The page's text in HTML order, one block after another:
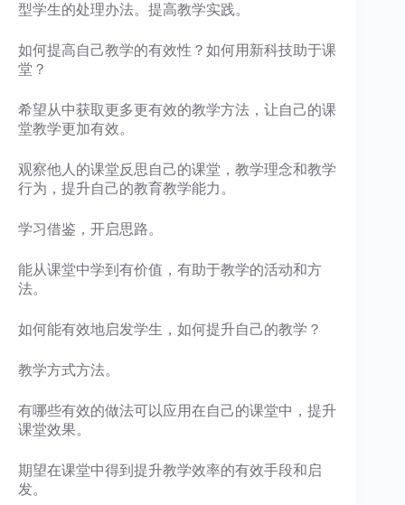
型学生的处理办法。提高教学实践。
如何提高自己教学的有效性？如何用新科技助于课
堂？
希望从中获取更多更有效的教学方法，让自己的课
堂教学更加有效。
观察他人的课堂反思自己的课堂，教学理念和教学
行为，提升自己的教育教学能力。
学习借鉴，开启思路。
能从课堂中学到有价值，有助于教学的活动和方
法。
如何能有效地启发学生，如何提升自己的教学？
教学方式方法。
有哪些有效的做法可以应用在自己的课堂中，提升
课堂效果。
期望在课堂中得到提升教学效率的有效手段和启
发。